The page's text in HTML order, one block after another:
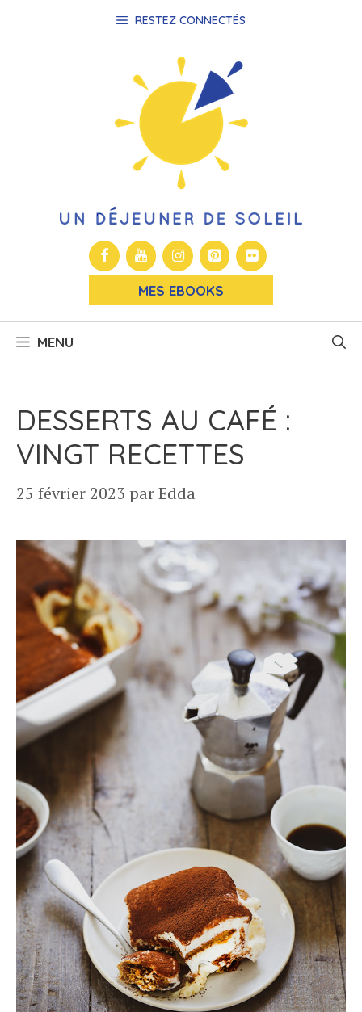
RESTEZ CONNECTÉS
MES EBOOKS
MENU
DESSERTS AU CAFÉ :
VINGT RECETTES
25 février 2023 parEdda